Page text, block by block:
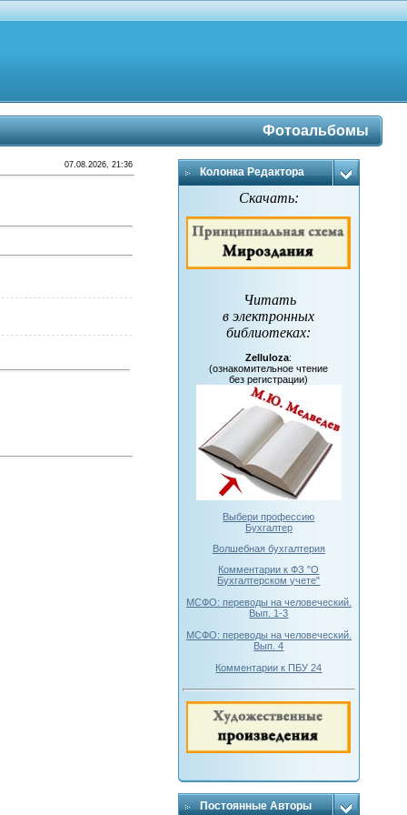
Фотоальбомы
07.08.2026, 21:36
Колонка Редактора
Скачать:
Читать
в электронных
библиотеках:
Zelluloza:
(ознакомительное чтение
без регистрации)
Выбери профессию
Бухгалтер
Волшебная бухгалтерия
Комментарии к ФЗ "О
Бухгалтерском учете"
МСФО: переводы на человеческий.
Вып. 1-3
МСФО: переводы на человеческий.
Вып. 4
Комментарии к ПБУ 24
Постоянные Авторы